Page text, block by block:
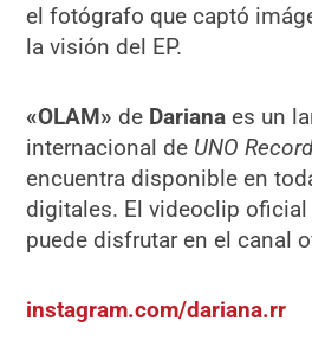
el fotógrafo que captó
la visión del EP.
«OLAM» de Dariana es un
internacional de UNO
encuentra disponible en
digitales. El videoclip oficial
puede disfrutar en el canal
instagram.com/dariana.rr